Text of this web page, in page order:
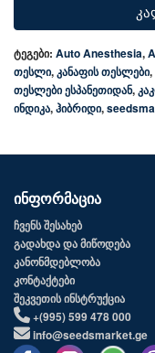
ტეგები: Auto Anesthesia,
თესლი,კანაფის თესლები,
თესლები ესპანეთიდან,
ინდიკა,ჰიბრიდი,
ინფორმაცია
ჩვენს შესახებ
გადახდა და მიწოდება
კანონმდებლობა
კონტაქტები
შეკვეთის ინსტრუქცია
+(995) 599 478 000
info@seedsmarket.ge